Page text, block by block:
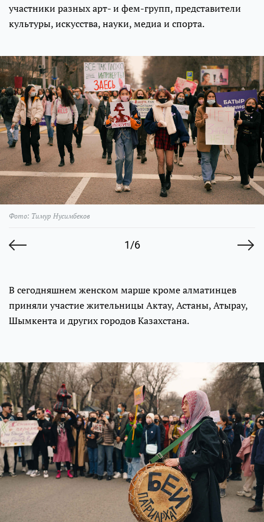
участники разных арт- и фем-групп, представители
культуры, искусства, науки, медиа и спорта.
1/6
Фото: Тимур Нусимбеков
В сегодняшнем женском марше кроме алматинцев
приняли участие жительницы Актау, Астаны, Атырау,
Шымкента и других городов Казахстана.